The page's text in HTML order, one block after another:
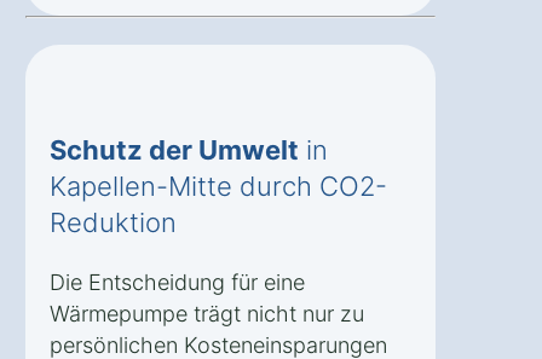
Schutz der Umwelt in
Kapellen-Mitte durch CO2-
Reduktion
Die Entscheidung für eine
Wärmepumpe trägt nicht nur zu
persönlichen Kosteneinsparungen